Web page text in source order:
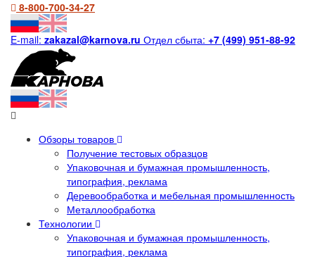
8-800-700-34-27
E-mail: zakazal@karnova.ru Отдел сбыта: +7 (499) 951-88-92
Обзоры товаров
Получение тестовых образцов
Упаковочная и бумажная промышленность,
типография, реклама
Деревообработка и мебельная промышленность
Металлообработка
Технологии
Упаковочная и бумажная промышленность,
типография, реклама